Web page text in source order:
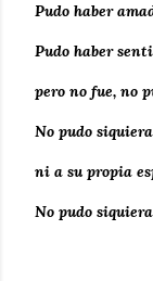
Pudo haber
Pudo haber
pero no fue, no
No pudo
ni a su propia
No pudo